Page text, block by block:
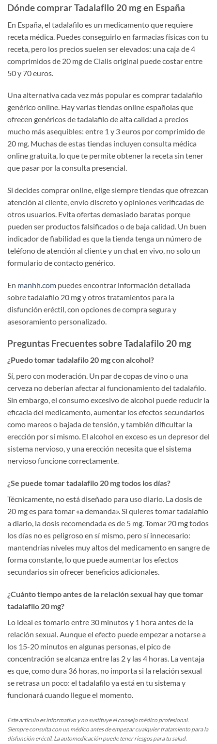
Dónde comprar Tadalafilo 20 mg en España
En España, el tadalafilo es un medicamento que requiere
receta médica. Puedes conseguirlo en farmacias físicas con tu
receta, pero los precios suelen ser elevados: una caja de 4
comprimidos de 20 mg de Cialis original puede costar entre
50 y 70 euros.
Una alternativa cada vez más popular es comprar tadalafilo
genérico online. Hay varias tiendas online españolas que
ofrecen genéricos de tadalafilo de alta calidad a precios
mucho más asequibles: entre 1 y 3 euros por comprimido de
20 mg. Muchas de estas tiendas incluyen consulta médica
online gratuita, lo que te permite obtener la receta sin tener
que pasar por la consulta presencial.
Si decides comprar online, elige siempre tiendas que ofrezcan
atención al cliente, envío discreto y opiniones verificadas de
otros usuarios. Evita ofertas demasiado baratas porque
pueden ser productos falsificados o de baja calidad. Un buen
indicador de fiabilidad es que la tienda tenga un número de
teléfono de atención al cliente y un chat en vivo, no solo un
formulario de contacto genérico.
En manhh.com puedes encontrar información detallada
sobre tadalafilo 20 mg y otros tratamientos para la
disfunción eréctil, con opciones de compra segura y
asesoramiento personalizado.
Preguntas Frecuentes sobre Tadalafilo 20 mg
¿Puedo tomar tadalafilo 20 mg con alcohol?
Sí, pero con moderación. Un par de copas de vino o una
cerveza no deberían afectar al funcionamiento del tadalafilo.
Sin embargo, el consumo excesivo de alcohol puede reducir la
eficacia del medicamento, aumentar los efectos secundarios
como mareos o bajada de tensión, y también dificultar la
erección por sí mismo. El alcohol en exceso es un depresor del
sistema nervioso, y una erección necesita que el sistema
nervioso funcione correctamente.
¿Se puede tomar tadalafilo 20 mg todos los días?
Técnicamente, no está diseñado para uso diario. La dosis de
20 mg es para tomar «a demanda». Si quieres tomar tadalafilo
a diario, la dosis recomendada es de 5 mg. Tomar 20 mg todos
los días no es peligroso en sí mismo, pero sí innecesario:
mantendrías niveles muy altos del medicamento en sangre de
forma constante, lo que puede aumentar los efectos
secundarios sin ofrecer beneficios adicionales.
¿Cuánto tiempo antes de la relación sexual hay que tomar
tadalafilo 20 mg?
Lo ideal es tomarlo entre 30 minutos y 1 hora antes de la
relación sexual. Aunque el efecto puede empezar a notarse a
los 15-20 minutos en algunas personas, el pico de
concentración se alcanza entre las 2 y las 4 horas. La ventaja
es que, como dura 36 horas, no importa si la relación sexual
se retrasa un poco: el tadalafilo ya está en tu sistema y
funcionará cuando llegue el momento.
Este artículo es informativo y no sustituye el consejo médico profesional.
Siempre consulta con un médico antes de empezar cualquier tratamiento para la
disfunción eréctil. La automedicación puede tener riesgos para tu salud.